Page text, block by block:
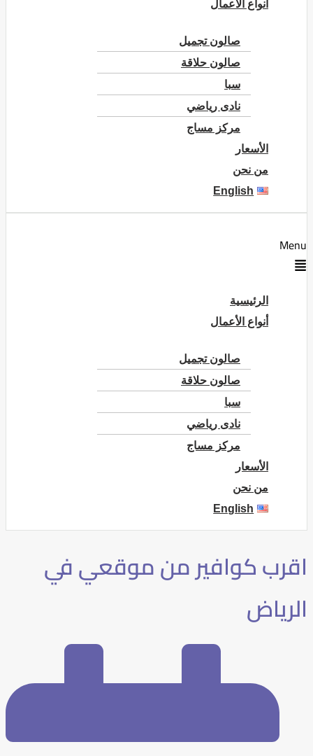
أنواع الأعمال
صالون تجميل
صالون حلاقة
سبا
نادى رياضي
مركز مساج
الأسعار
من نحن
English
Menu
الرئيسية
أنواع الأعمال
صالون تجميل
صالون حلاقة
سبا
نادى رياضي
مركز مساج
الأسعار
من نحن
English
اقرب كوافير من موقعي في
الرياض